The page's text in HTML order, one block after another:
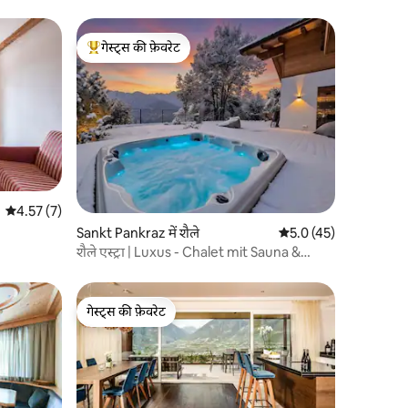
औसत रेटिंग 5 में से 4.57, 7 समीक्षाएँ
4.57 (7)
गेस्ट्स का टॉप फ़ेवरेट
गेस्ट्स की फ़ेवरेट
Sankt Pankraz में शैले औसत रेटिंग 5 में से 5.0,
5.0 (45)
शैले एस्ट्रा | Luxus - Chalet mit Sauna &
गेस्ट्स की फ़ेवरेट
गेस्ट्स की फ़ेवरेट